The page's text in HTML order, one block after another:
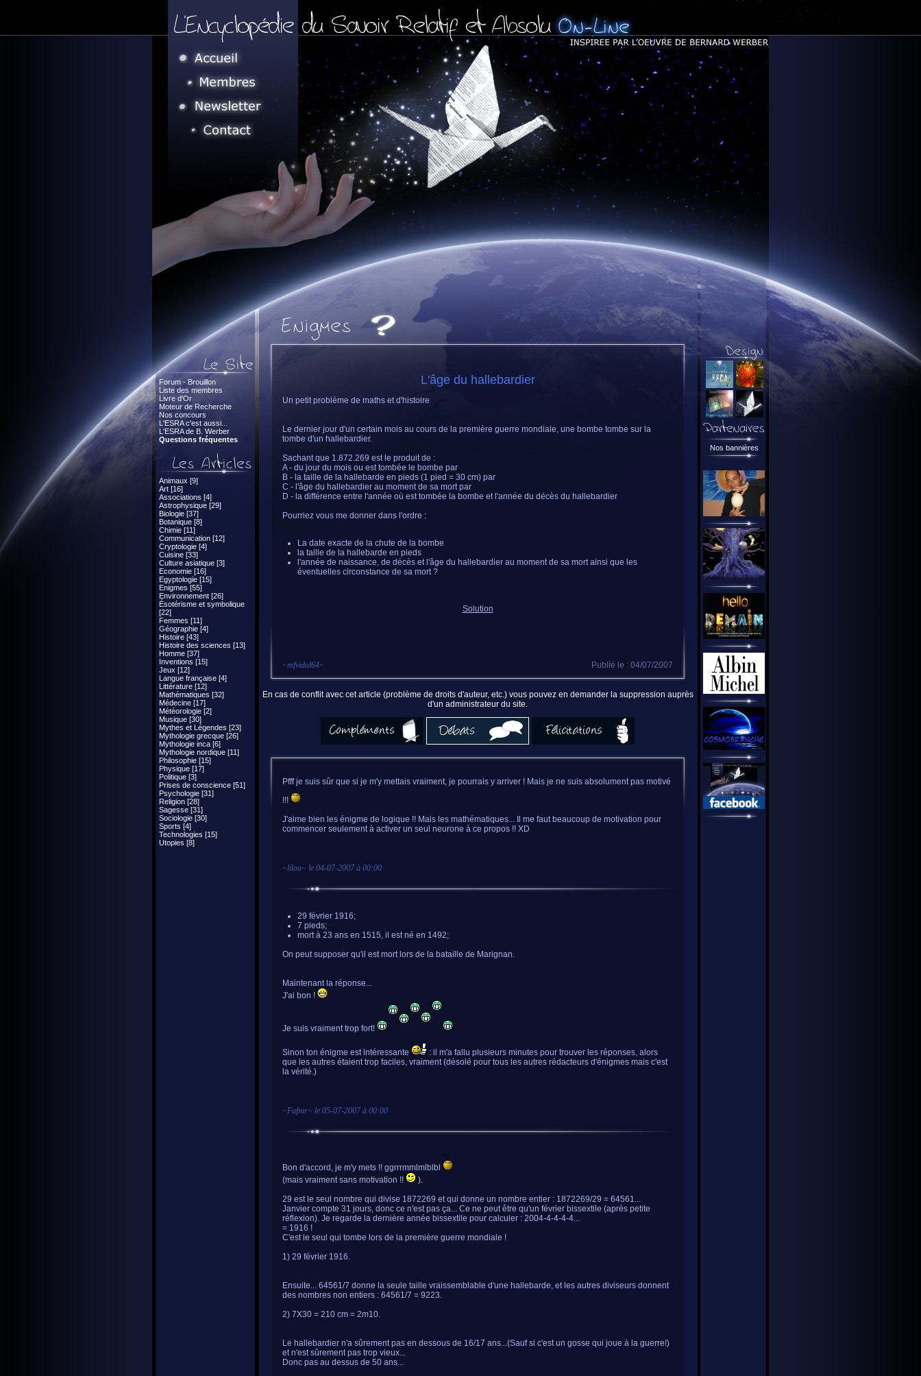
Forum - Brouillon
Liste des membres
Livre d'Or
Moteur de Recherche
Nos concours
L'ESRA c'est aussi...
L'ESRA de B. Werber
Questions fréquentes
Animaux [9]
Art [16]
Associations [4]
Astrophysique [29]
Biologie [37]
Botanique [8]
Chimie [11]
Communication [12]
Cryptologie [4]
Cuisine [33]
Culture asiatique [3]
Economie [16]
Egyptologie [15]
Enigmes [55]
Environnement [26]
Ésotérisme et symbolique
[22]
Femmes [11]
Géographie [4]
Histoire [43]
Histoire des sciences [13]
Homme [37]
Inventions [15]
Jeux [12]
Langue française [4]
Littérature [12]
Mathématiques [32]
Médecine [17]
Météorologie [2]
Musique [30]
Mythes et Légendes [23]
Mythologie grecque [26]
Mythologie inca [6]
Mythologie nordique [11]
Philosophie [15]
Physique [17]
Politique [3]
Prises de conscience [51]
Psychologie [31]
Religion [28]
Sagesse [31]
Sociologie [30]
Sports [4]
Technologies [15]
Utopies [8]
L'âge du hallebardier
Un petit problème de maths et d'histoire
Le dernier jour d'un certain mois au cours de la première guerre mondiale, une bombe tombe sur la
tombe d'un hallebardier.
Sachant que 1.872.269 est le produit de :
A - du jour du mois ou est tombée le bombe par
B - la taille de la hallebarde en pieds (1 pied = 30 cm) par
C - l'âge du hallebardier au moment de sa mort par
D - la différence entre l'année où est tombée la bombe et l'année du décès du hallebardier
Pourriez vous me donner dans l'ordre :
La date exacte de la chute de la bombe
la taille de la hallebarde en pieds
l'année de naissance, de décès et l'âge du hallebardier au moment de sa mort ainsi que les
éventuelles circonstance de sa mort ?
Solution
~mfvidal64~ Publié le : 04/07/2007
En cas de conflit avec cet article (problème de droits d'auteur, etc.) vous pouvez en demander la suppression auprès
d'un administrateur du site.
Pfff je suis sûr que si je m'y mettais vraiment, je pourrais y arriver ! Mais je ne suis absolument pas motivé
!!!
J'aime bien les énigme de logique !! Mais les mathématiques... Il me faut beaucoup de motivation pour
commencer seulement à activer un seul neurone à ce propos !! XD
~liloo~ le 04-07-2007 à 00:00
29 février 1916;
7 pieds;
mort à 23 ans en 1515, il est né en 1492;
On peut supposer qu'il est mort lors de la bataille de Marignan.
Maintenant la réponse...
J'ai bon !
Je suis vraiment trop fort!
Sinon ton énigme est intéressante
: il m'a fallu plusieurs minutes pour trouver les réponses, alors
que les autres étaient trop faciles, vraiment (désolé pour tous les autres rédacteurs d'énigmes mais c'est
la vérité.)
~Fafnir~ le 05-07-2007 à 00:00
Bon d'accord, je m'y mets !! ggrrrmmlmlblbl
(mais vraiment sans motivation !!
).
29 est le seul nombre qui divise 1872269 et qui donne un nombre entier : 1872269/29 = 64561...
Janvier compte 31 jours, donc ce n'est pas ça... Ce ne peut être qu'un février bissextile (après petite
réflexion). Je regarde la dernière année bissextile pour calculer : 2004-4-4-4-4...
= 1916 !
C'est le seul qui tombe lors de la première guerre mondiale !
1) 29 février 1916.
Ensuite... 64561/7 donne la seule taille vraissemblable d'une hallebarde, et les autres diviseurs donnent
des nombres non entiers : 64561/7 = 9223.
2) 7X30 = 210 cm = 2m10.
Le hallebardier n'a sûrement pas en dessous de 16/17 ans...(Sauf si c'est un gosse qui joue à la guerre!)
et n'est sûrement pas trop vieux...
Donc pas au dessus de 50 ans...
Nos bannières